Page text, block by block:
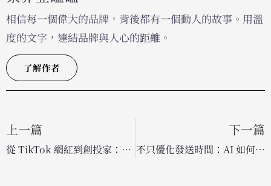
相信每一個偉大的品牌，背後都有一個動人的故事。用溫
度的文字，連結品牌與人心的距離。
了解作者
上一篇
從 TikTok 網紅到創投家：26 歲的 Griffin Johnson 如何用「創作者思維」翻轉商業投資
下一篇
不只優化發送時間：AI 如何從根本提升電郵送達率，應對 Gmail 與 Yahoo 新規